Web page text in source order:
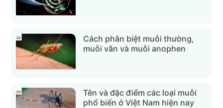
Cách phân biệt muỗi thường,
muỗi vằn và muỗi anophen
Tên và đặc điểm các loại muỗi
phổ biến ở Việt Nam hiện nay